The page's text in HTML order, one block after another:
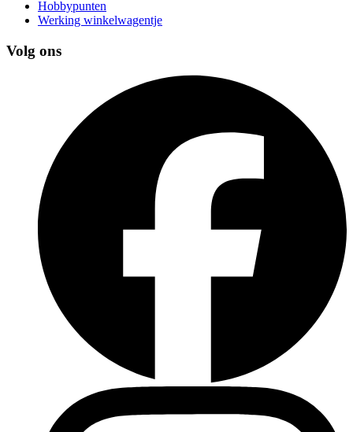
Hobbypunten
Werking winkelwagentje
Volg ons